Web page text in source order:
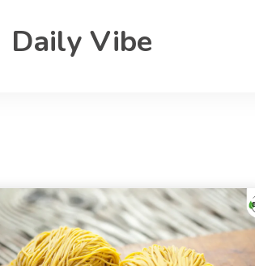
Daily Vibe